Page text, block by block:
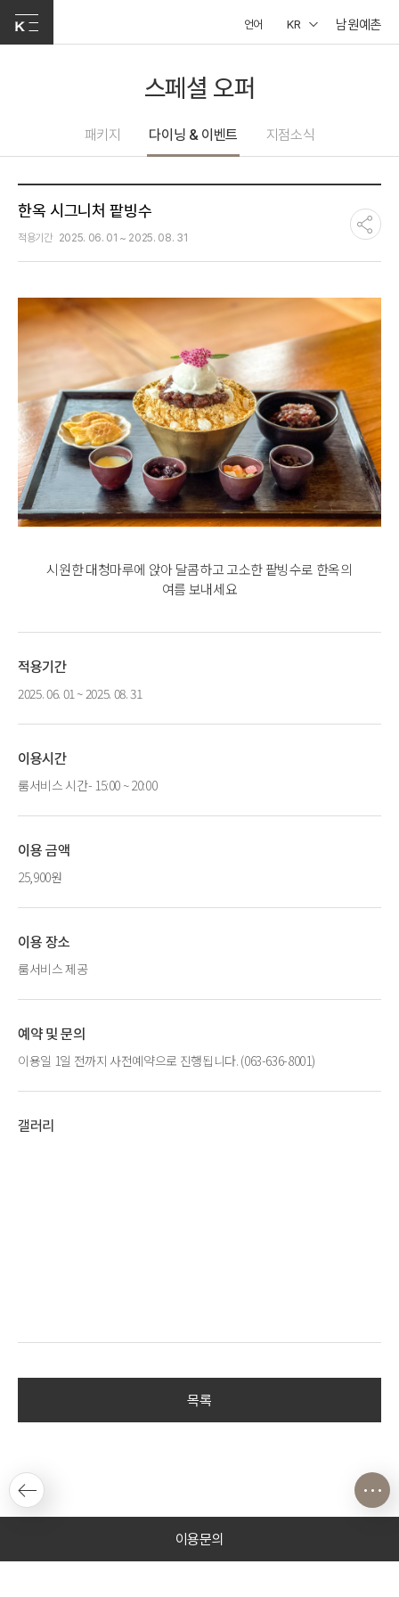
언어 KR 남원예촌
스페셜 오퍼
패키지 다이닝 & 이벤트 지점소식
한옥 시그니처 팥빙수
적용기간 2025. 06. 01 ~ 2025. 08. 31
시원한 대청마루에 앉아 달콤하고 고소한 팥빙수로 한옥의
여름 보내세요
적용기간
2025. 06. 01 ~ 2025. 08. 31
이용시간
룸서비스 시간- 15:00 ~ 20:00
이용 금액
25,900원
이용 장소
룸서비스 제공
예약 및 문의
이용일 1일 전까지 사전예약으로 진행됩니다. (063-636-8001)
갤러리
목록
이용문의